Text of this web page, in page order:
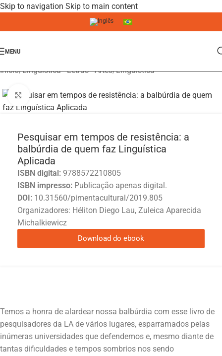
Skip to navigation Skip to main content
MENU
Início/Linguística - Letras - Artes/Linguística
Click to enlarge
Pesquisar em tempos de resistência: a
balbúrdia de quem faz Linguística
Aplicada
ISBN digital: 9788572210805
ISBN impresso: Publicação apenas digital.
DOI: 10.31560/pimentacultural/2019.805
Organizadores: Héliton Diego Lau, Zuleica Aparecida
Michalkiewicz
Download do ebook
Temos a honra de alardear nossa balbúrdia com esse livro de
pesquisadores da LA de vários lugares, esparramados pelas
inúmeras universidades que defendemos e, mesmo diante de
tantas dificuldades e tempos sombrios nos sendo